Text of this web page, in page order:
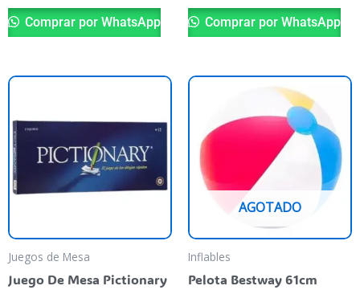
Comprar por WhatsApp Comprar por WhatsApp
Juegos de Mesa
Juego De Mesa Pictionary
AGOTADO
Inflables
Pelota Bestway 61cm